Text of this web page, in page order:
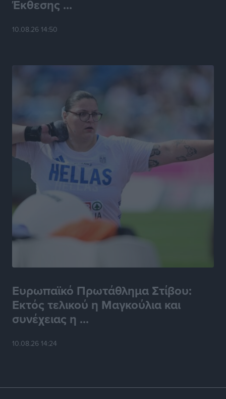
Έκθεσης ...
10.08.26 14:50
Ευρωπαϊκό Πρωτάθλημα Στίβου:
Εκτός τελικού η Μαγκούλια και
συνέχειας η ...
10.08.26 14:24